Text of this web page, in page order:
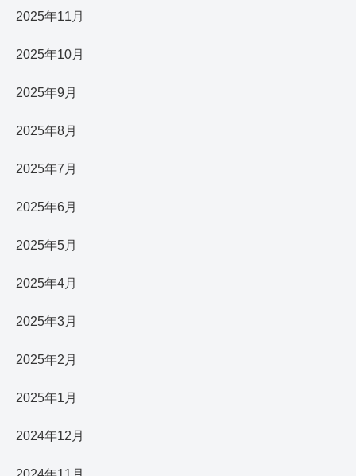
2025年11月
2025年10月
2025年9月
2025年8月
2025年7月
2025年6月
2025年5月
2025年4月
2025年3月
2025年2月
2025年1月
2024年12月